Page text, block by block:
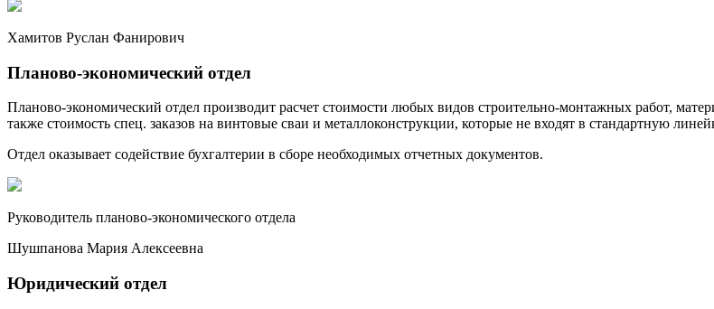
Хамитов Руслан Фанирович
Планово-экономический отдел
Планово-экономический отдел производит расчет стоимости любых видов строительно-монтажных работ,
также стоимость спец. заказов на винтовые сваи и металлоконструкции, которые не входят в стандартную
Отдел оказывает содействие бухгалтерии в сборе необходимых отчетных документов.
Руководитель планово-экономического отдела
Шушпанова Мария Алексеевна
Юридический отдел